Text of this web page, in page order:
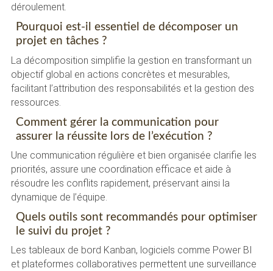
déroulement.
Pourquoi est-il essentiel de décomposer un
projet en tâches ?
La décomposition simplifie la gestion en transformant un
objectif global en actions concrètes et mesurables,
facilitant l’attribution des responsabilités et la gestion des
ressources.
Comment gérer la communication pour
assurer la réussite lors de l’exécution ?
Une communication régulière et bien organisée clarifie les
priorités, assure une coordination efficace et aide à
résoudre les conflits rapidement, préservant ainsi la
dynamique de l’équipe.
Quels outils sont recommandés pour optimiser
le suivi du projet ?
Les tableaux de bord Kanban, logiciels comme Power BI
et plateformes collaboratives permettent une surveillance